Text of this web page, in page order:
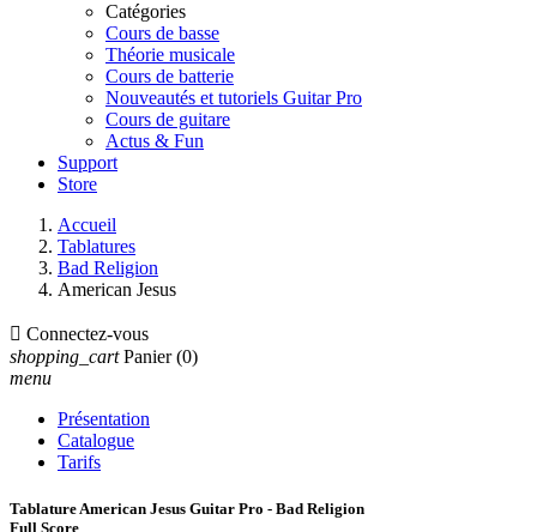
Catégories
Cours de basse
Théorie musicale
Cours de batterie
Nouveautés et tutoriels Guitar Pro
Cours de guitare
Actus & Fun
Support
Store
Accueil
Tablatures
Bad Religion
American Jesus
 Connectez-vous
shopping_cart Panier (0)
menu
Présentation
Catalogue
Tarifs
Tablature American Jesus Guitar Pro - Bad Religion
Full Score